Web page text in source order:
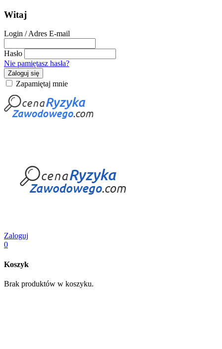
Witaj
Login / Adres E-mail
Hasło
Nie pamiętasz hasła?
Zaloguj się
Zapamiętaj mnie
Zaloguj
0
Koszyk
Brak produktów w koszyku.